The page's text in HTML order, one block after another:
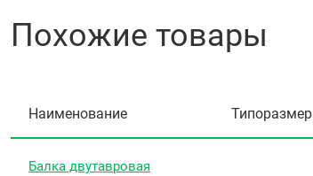
Похожие товары
Наименование Типоразмер
Балка двутавровая